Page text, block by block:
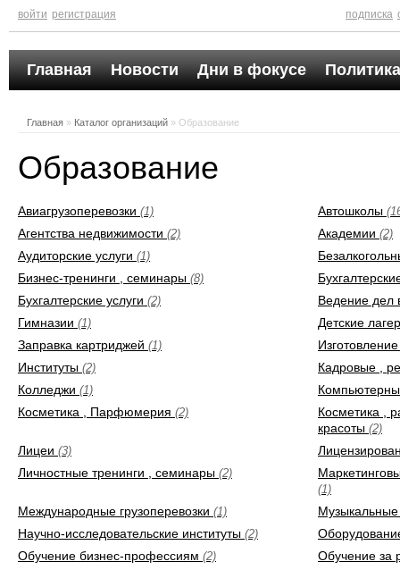
войти регистрация подписка
Главная Новости Дни в фокусе
Главная » Каталог организаций » Образование
Образование
Авиагрузоперевозки (1) Автошколы
Агентства недвижимости (2) Академии (2)
Аудиторские услуги (1)
Бизнес-тренинги , семинары (8)
Бухгалтерские услуги (2)
Ведение дел
Гимназии (1)
Детские
Заправка картриджей (1)
Институты (2)
Кадровые ,
Колледжи (1)
Косметика , Парфюмерия (2)
Косметика ,
красоты (2)
Лицеи (3)
Личностные тренинги , семинары (2)
(1)
Международные грузоперевозки (1)
Научно-исследовательские институты (2)
Обучение бизнес-профессиям (2)
Обучение за